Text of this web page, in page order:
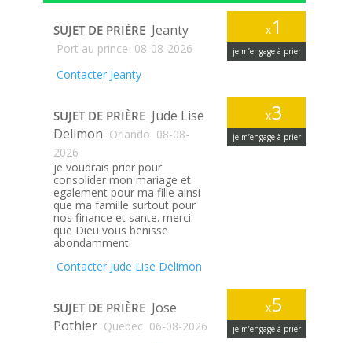
x1
je m’engage à prier
SUJET DE PRIÈRE Jeanty
Port au prince 08-08-2026
Contacter Jeanty
x3
je m’engage à prier
SUJET DE PRIÈRE Jude Lise
Delimon Orlando 08-08-
2026
je voudrais prier pour
consolider mon mariage et
egalement pour ma fille ainsi
que ma famille surtout pour
nos finance et sante. merci.
que Dieu vous benisse
abondamment.
Contacter Jude Lise Delimon
x5
je m’engage à prier
SUJET DE PRIÈRE Jose
Pothier Quebec 06-08-2026